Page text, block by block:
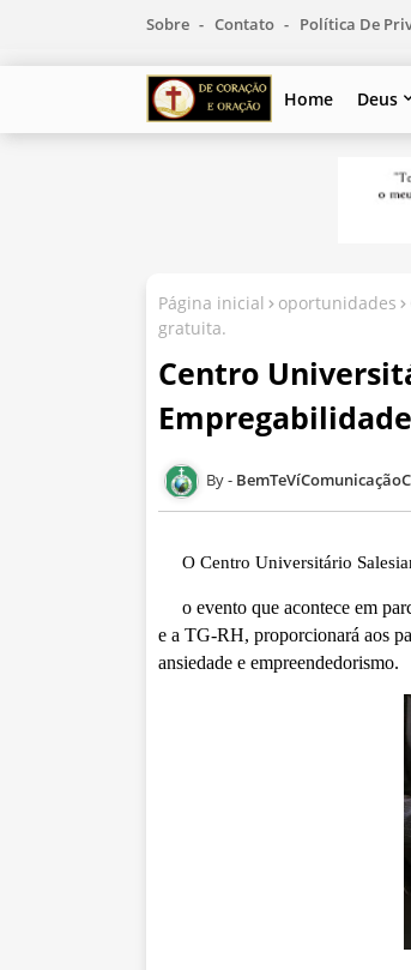
Sobre Contato Política De
Home Deus
Página inicial oportunidades
gratuita.
Centro
O Centro Universitário
o evento que acontece em
e a TG-RH, proporcionará aos
ansiedade e empreendedorismo.